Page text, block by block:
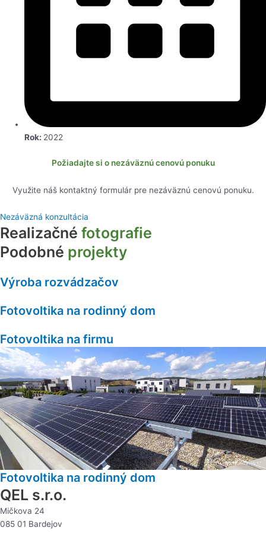
Rok: 2022
Požiadajte si o nezáväznú cenovú ponuku
Využite náš kontaktný formulár pre nezáväznú cenovú ponuku.
Nezáväzná konzultácia
Realizačné fotografie
Podobné projekty
Výroba rozvádzačov
Fotovoltika na rodinný dom
Fotovoltika na firmu
Fotovoltika na rodinný dom
QEL s.r.o.
Mičkova 24
085 01 Bardejov